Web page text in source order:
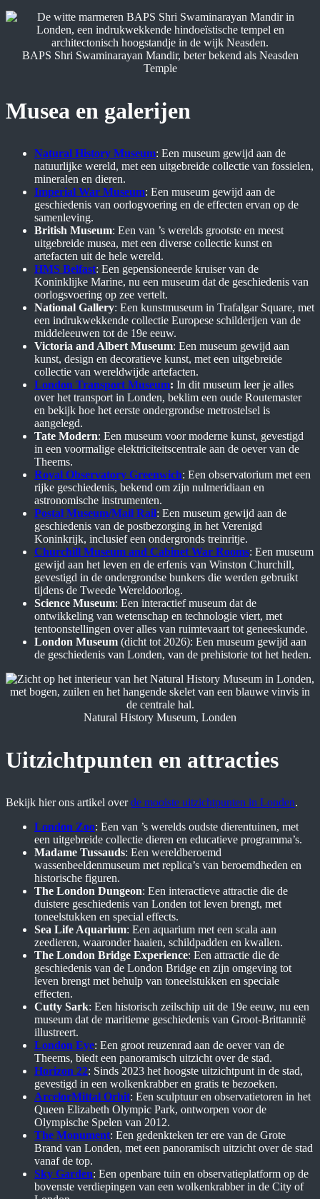
BAPS Shri Swaminarayan Mandir, beter bekend als Neasden
Temple
Musea en galerijen
Natural History Museum: Een museum gewijd aan de
natuurlijke wereld, met een uitgebreide collectie van fossielen,
mineralen en dieren.
Imperial War Museum: Een museum gewijd aan de
geschiedenis van oorlogvoering en de effecten ervan op de
samenleving.
British Museum: Een van ’s werelds grootste en meest
uitgebreide musea, met een diverse collectie kunst en
artefacten uit de hele wereld.
HMS Belfast: Een gepensioneerde kruiser van de
Koninklijke Marine, nu een museum dat de geschiedenis van
oorlogsvoering op zee vertelt.
National Gallery: Een kunstmuseum in Trafalgar Square, met
een indrukwekkende collectie Europese schilderijen van de
middeleeuwen tot de 19e eeuw.
Victoria and Albert Museum: Een museum gewijd aan
kunst, design en decoratieve kunst, met een uitgebreide
collectie van wereldwijde artefacten.
London Transport Museum: In dit museum leer je alles
over het transport in Londen, beklim een oude Routemaster
en bekijk hoe het eerste ondergrondse metrostelsel is
aangelegd.
Tate Modern: Een museum voor moderne kunst, gevestigd
in een voormalige elektriciteitscentrale aan de oever van de
Theems.
Royal Observatory Greenwich: Een observatorium met een
rijke geschiedenis, bekend om zijn nulmeridiaan en
astronomische instrumenten.
Postal Museum/Mail Rail: Een museum gewijd aan de
geschiedenis van de postbezorging in het Verenigd
Koninkrijk, inclusief een ondergronds treinritje.
Churchill Museum and Cabinet War Rooms: Een museum
gewijd aan het leven en de erfenis van Winston Churchill,
gevestigd in de ondergrondse bunkers die werden gebruikt
tijdens de Tweede Wereldoorlog.
Science Museum: Een interactief museum dat de
ontwikkeling van wetenschap en technologie viert, met
tentoonstellingen over alles van ruimtevaart tot geneeskunde.
London Museum (dicht tot 2026): Een museum gewijd aan
de geschiedenis van Londen, van de prehistorie tot het heden.
Natural History Museum, Londen
Uitzichtpunten en attracties
Bekijk hier ons artikel overde mooiste uitzichtpunten in Londen.
London Zoo: Een van ’s werelds oudste dierentuinen, met
een uitgebreide collectie dieren en educatieve programma’s.
Madame Tussauds: Een wereldberoemd
wassenbeeldenmuseum met replica’s van beroemdheden en
historische figuren.
The London Dungeon: Een interactieve attractie die de
duistere geschiedenis van Londen tot leven brengt, met
toneelstukken en special effects.
Sea Life Aquarium: Een aquarium met een scala aan
zeedieren, waaronder haaien, schildpadden en kwallen.
The London Bridge Experience: Een attractie die de
geschiedenis van de London Bridge en zijn omgeving tot
leven brengt met behulp van toneelstukken en speciale
effecten.
Cutty Sark: Een historisch zeilschip uit de 19e eeuw, nu een
museum dat de maritieme geschiedenis van Groot-Brittannië
illustreert.
London Eye: Een groot reuzenrad aan de oever van de
Theems, biedt een panoramisch uitzicht over de stad.
Horizon 22: Sinds 2023 het hoogste uitzichtpunt in de stad,
gevestigd in een wolkenkrabber en gratis te bezoeken.
ArcelorMittal Orbit: Een sculptuur en observatietoren in het
Queen Elizabeth Olympic Park, ontworpen voor de
Olympische Spelen van 2012.
The Monument: Een gedenkteken ter ere van de Grote
Brand van Londen, met een panoramisch uitzicht over de stad
vanaf de top.
Sky Garden: Een openbare tuin en observatieplatform op de
bovenste verdiepingen van een wolkenkrabber in de City of